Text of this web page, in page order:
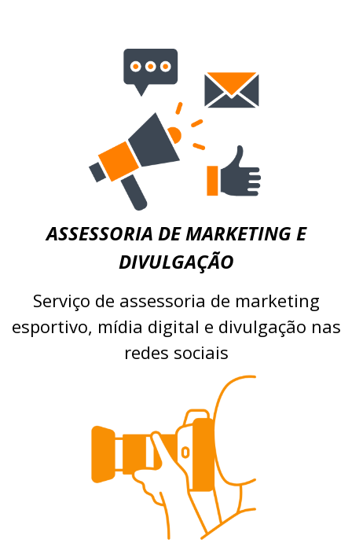
ASSESSORIA DE MARKETING E
DIVULGAÇÃO
Serviço de assessoria de marketing
esportivo, mídia digital e divulgação nas
redes sociais